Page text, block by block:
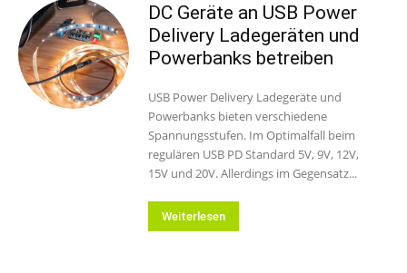
DC Geräte an USB Power
Delivery Ladegeräten und
Powerbanks betreiben
USB Power Delivery Ladegeräte und
Powerbanks bieten verschiedene
Spannungsstufen. Im Optimalfall beim
regulären USB PD Standard 5V, 9V, 12V,
15V und 20V. Allerdings im Gegensatz...
Weiterlesen